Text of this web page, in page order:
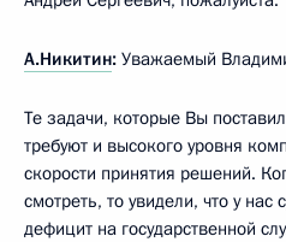
А.Никитин: Уважаемый
Те задачи, которые Вы
требуют и высокого уровня
скорости принятия решений.
смотреть, то увидели, что у нас
дефицит на государственной